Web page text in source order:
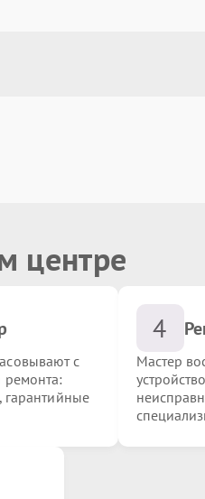
центре
с
ремонта:
гарантийные
4
Мастер